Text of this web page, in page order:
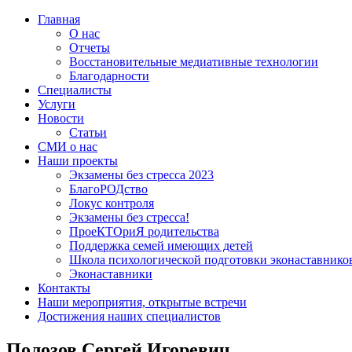
Главная
О нас
Отчеты
Восстановительные медиативные технологии
Благодарности
Специалисты
Услуги
Новости
Статьи
СМИ о нас
Наши проекты
Экзамены без стресса 2023
БлагоРОДство
Локус контроля
Экзамены без стресса!
ПроеКТОриЯ родительства
Поддержка семей имеющих детей
Школа психологической подготовки
Эконаставники
Контакты
Наши мероприятия, открытые встречи
Достижения наших специалистов